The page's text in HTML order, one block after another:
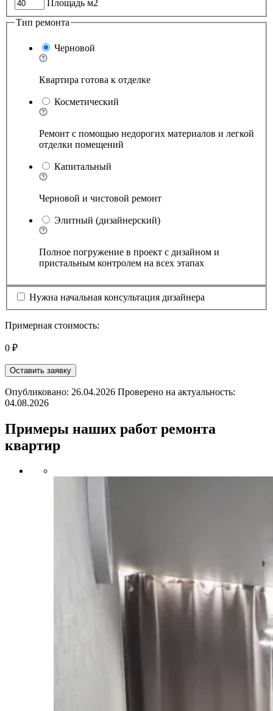
Площадь м2
Тип ремонта
Черновой
Квартира готова к отделке
Косметический
Ремонт с помощью недорогих материалов и легкой
отделки помещений
Капитальный
Черновой и чистовой ремонт
Элитный (дизайнерский)
Полное погружение в проект с дизайном и
пристальным контролем на всех этапах
Нужна начальная консультация дизайнера
Примерная стоимость:
0 ₽
Оставить заявку
Опубликовано: 26.04.2026 Проверено на актуальность:
04.08.2026
Примеры наших работ ремонта
квартир